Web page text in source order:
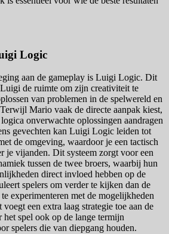
Logic
aan de gameplay is Luigi Logic. Dit
de ruimte om zijn creativiteit te
van problemen in de spelwereld en
Mario vaak de directe aanpak kiest,
onverwachte oplossingen aandragen
gevechten kan Luigi Logic leiden tot
de omgeving, waardoor je een tactisch
je vijanden. Dit systeem zorgt voor een
tussen de twee broers, waarbij hun
direct invloed hebben op de
spelers om verder te kijken dan de
experimenteren met de mogelijkheden
een extra laag strategie toe aan de
het spel ook op de lange termijn
spelers die van diepgang houden.